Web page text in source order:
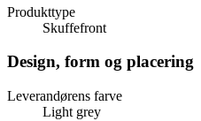
Produkttype
Skuffefront
Design, form og placering
Leverandørens farve
Light grey